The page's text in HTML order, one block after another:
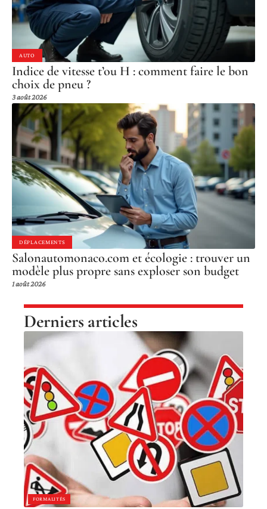
AUTO
Indice de vitesse t’ou H : comment faire le bon
choix de pneu ?
3 août 2026
DÉPLACEMENTS
Salonautomonaco.com et écologie : trouver un
modèle plus propre sans exploser son budget
1 août 2026
Derniers articles
FORMALITÉS